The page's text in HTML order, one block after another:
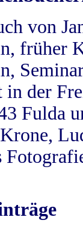
von
früher
der
Fulda